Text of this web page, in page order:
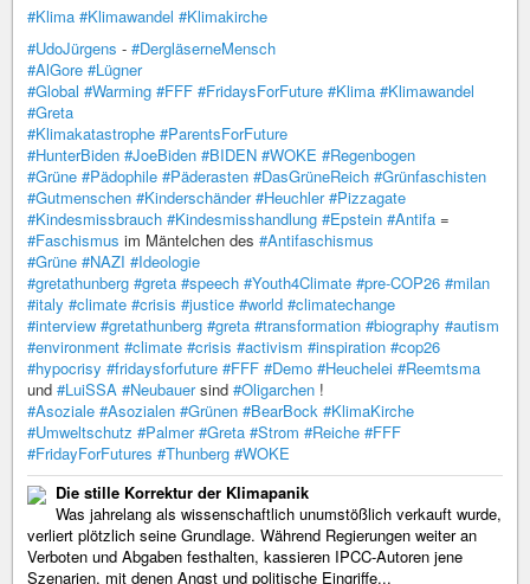
#Klima #Klimawandel #Klimakirche
#UdoJürgens - #DergläserneMensch
#AlGore #Lügner
#Global #Warming #FFF #FridaysForFuture #Klima #Klimawandel
#Greta
#Klimakatastrophe #ParentsForFuture
#HunterBiden #JoeBiden #BIDEN #WOKE #Regenbogen
#Grüne #Pädophile #Päderasten #DasGrüneReich #Grünfaschisten
#Gutmenschen #Kinderschänder #Heuchler #Pizzagate
#Kindesmissbrauch #Kindesmisshandlung #Epstein #Antifa =
#Faschismus im Mäntelchen des #Antifaschismus
#Grüne #NAZI #Ideologie
#gretathunberg #greta #speech #Youth4Climate #pre-COP26 #milan
#italy #climate #crisis #justice #world #climatechange
#interview #gretathunberg #greta #transformation #biography #autism
#environment #climate #crisis #activism #inspiration #cop26
#hypocrisy #fridaysforfuture #FFF #Demo #Heuchelei #Reemtsma
und #LuiSSA #Neubauersind #Oligarchen !
#Asoziale #Asozialen #Grünen #BearBock #KlimaKirche
#Umweltschutz #Palmer #Greta #Strom #Reiche #FFF
#FridayForFutures #Thunberg #WOKE
Die stille Korrektur der Klimapanik
Was jahrelang als wissenschaftlich unumstößlich verkauft wurde,
verliert plötzlich seine Grundlage. Während Regierungen weiter an
Verboten und Abgaben festhalten, kassieren IPCC-Autoren jene
Szenarien, mit denen Angst und politische Eingriffe...